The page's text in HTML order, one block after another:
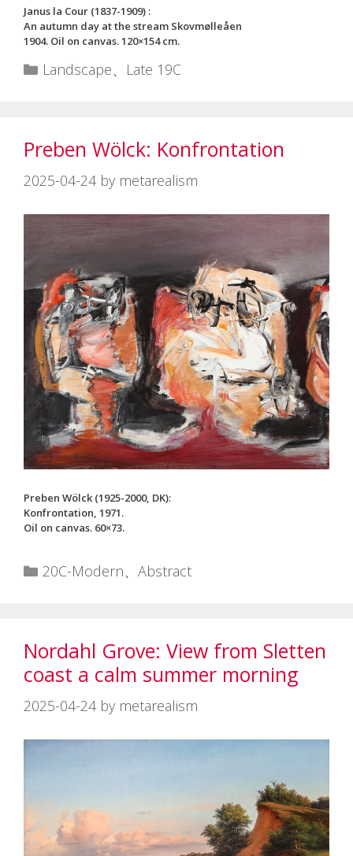
Janus la Cour (1837-1909) :
An autumn day at the stream Skovmølleåen
1904. Oil on canvas. 120×154 cm.
カ
ー
Landscape、 Late 19C
Preben Wölck: Konfrontation
2025-04-24 by metarealism
Preben Wölck (1925-2000, DK):
Konfrontation, 1971.
Oil on canvas. 60×73.
カ
ー
20C-Modern、 Abstract
Nordahl Grove: View from Sletten
coast a calm summer morning
2025-04-24 by metarealism